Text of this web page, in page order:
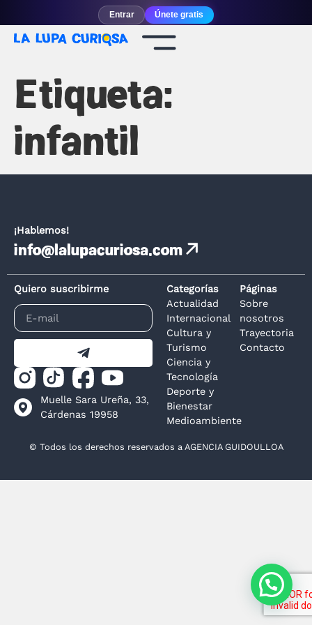
Entrar Únete gratis
Etiqueta:
infantil
¡Hablemos!
info@lalupacuriosa.com
Quiero suscribirme
Muelle Sara Ureña, 33,
Cárdenas 19958
Categorías
Actualidad
Internacional
Cultura y
Turismo
Ciencia y
Tecnología
Deporte y
Bienestar
Medioambiente
Páginas
Sobre
nosotros
Trayectoria
Contacto
© Todos los derechos reservados a AGENCIA GUIDOULLOA